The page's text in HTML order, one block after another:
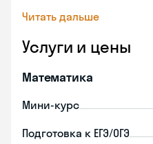
Читать дальше
Услуги и цены
Математика
Мини-курс
Подготовка к ЕГЭ/ОГЭ